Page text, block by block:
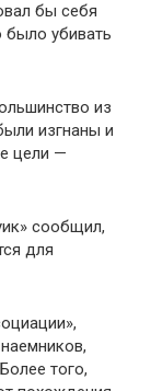
бы себя
было убивать
из
изгнаны и
цели —
сообщил,
для
того,